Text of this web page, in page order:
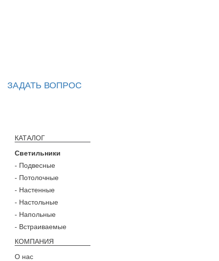
ЗАДАТЬ ВОПРОС
КАТАЛОГ
Светильники
- Подвесные
- Потолочные
- Настенные
- Настольные
- Напольные
- Встраиваемые
КОМПАНИЯ
О нас